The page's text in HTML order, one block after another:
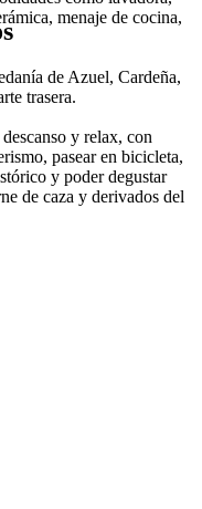
menaje de cocina,
de Azuel, Cardeña,
trasera.
y relax, con
pasear en bicicleta,
y poder degustar
de caza y derivados del